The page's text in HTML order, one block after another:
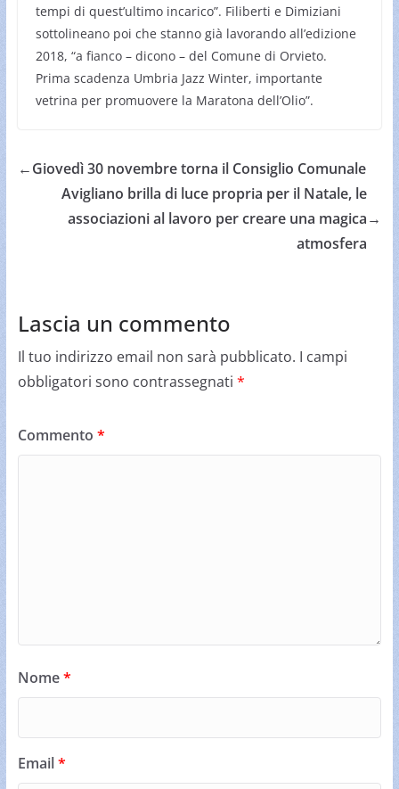
tempi di quest’ultimo incarico”. Filiberti e Dimiziani
sottolineano poi che stanno già lavorando all’edizione
2018, “a fianco – dicono – del Comune di Orvieto.
Prima scadenza Umbria Jazz Winter, importante
vetrina per promuovere la Maratona dell’Olio”.
←Giovedì 30 novembre torna il Consiglio Comunale
Avigliano brilla di luce propria per il Natale, le
associazioni al lavoro per creare una magica
atmosfera
→
Lascia un commento
Il tuo indirizzo email non sarà pubblicato. I campi
obbligatori sono contrassegnati *
Commento *
Nome*
Email*